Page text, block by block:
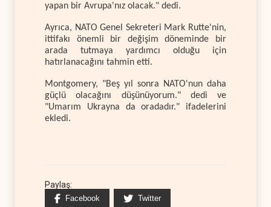
yapan bir Avrupa'nız olacak." dedi.
Ayrıca, NATO Genel Sekreteri Mark Rutte'nin,
ittifakı önemli bir değişim döneminde bir
arada tutmaya yardımcı olduğu için
hatırlanacağını tahmin etti.
Montgomery, "Beş yıl sonra NATO'nun daha
güçlü olacağını düşünüyorum." dedi ve
"Umarım Ukrayna da oradadır." ifadelerini
ekledi.
Paylaş:
Facebook Twitter